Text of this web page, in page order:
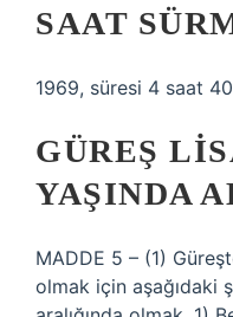
SAAT
1969, süresi 4 saat
GÜREŞ
YAŞINDA
MADDE 5 – (1)
olmak için aşağıdaki